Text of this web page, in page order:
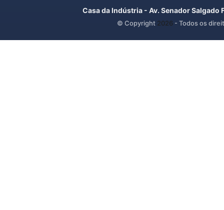
Casa da Indústria - Av. Senador
© Copyright 2026 - Todos os